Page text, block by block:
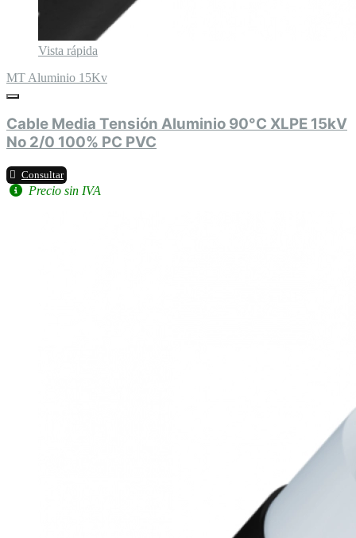
Vista rápida
MT Aluminio 15Kv
Cable Media Tensión Aluminio 90°C XLPE 15kV
No 2/0 100% PC PVC
Consultar
Precio sin IVA